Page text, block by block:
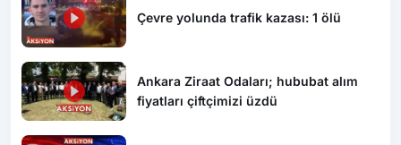
Çevre yolunda trafik kazası: 1 ölü
Ankara Ziraat Odaları; hububat alım
fiyatları çiftçimizi üzdü